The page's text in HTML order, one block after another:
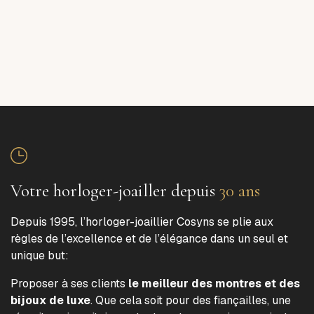
Votre horloger-joailler depuis 30 ans
Depuis 1995, l’horloger-joaillier Cosyns se plie aux
règles de l’excellence et de l’élégance dans un seul et
unique but:
Proposer à ses clients le meilleur des montres et des
bijoux de luxe. Que cela soit pour des fiançailles, une